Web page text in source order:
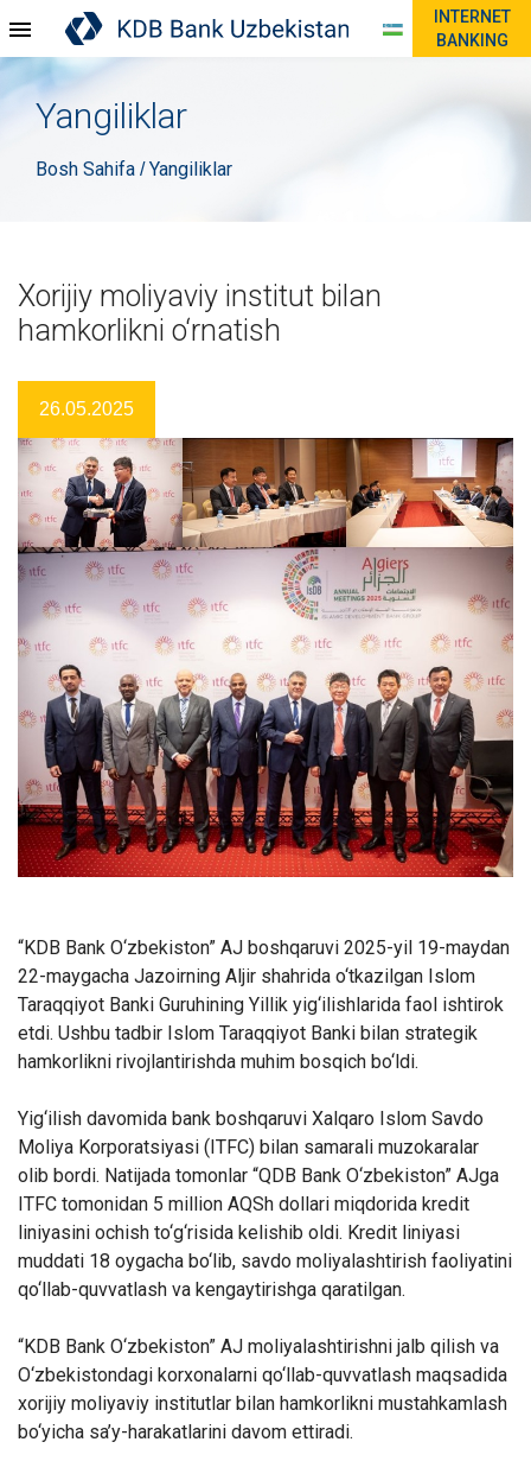
INTERNET
BANKING
Yangiliklar
Bosh Sahifa /Yangiliklar
Xorijiy moliyaviy institut bilan
hamkorlikni o‘rnatish
26.05.2025
“KDB Bank O‘zbekiston” AJ boshqaruvi 2025-yil 19-maydan
22-maygacha Jazoirning Aljir shahrida o‘tkazilgan Islom
Taraqqiyot Banki Guruhining Yillik yig‘ilishlarida faol ishtirok
etdi. Ushbu tadbir Islom Taraqqiyot Banki bilan strategik
hamkorlikni rivojlantirishda muhim bosqich bo‘ldi.
Yig‘ilish davomida bank boshqaruvi Xalqaro Islom Savdo
Moliya Korporatsiyasi (ITFC) bilan samarali muzokaralar
olib bordi. Natijada tomonlar “QDB Bank O‘zbekiston” AJga
ITFC tomonidan 5 million AQSh dollari miqdorida kredit
liniyasini ochish to‘g‘risida kelishib oldi. Kredit liniyasi
muddati 18 oygacha bo‘lib, savdo moliyalashtirish faoliyatini
qo‘llab-quvvatlash va kengaytirishga qaratilgan.
“KDB Bank O‘zbekiston” AJ moliyalashtirishni jalb qilish va
O‘zbekistondagi korxonalarni qo‘llab-quvvatlash maqsadida
xorijiy moliyaviy institutlar bilan hamkorlikni mustahkamlash
bo‘yicha sa’y-harakatlarini davom ettiradi.